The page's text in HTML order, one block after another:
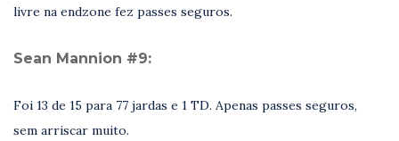
livre na endzone fez passes seguros.
Sean Mannion #9:
Foi 13 de 15 para 77 jardas e 1 TD. Apenas passes seguros,
sem arriscar muito.